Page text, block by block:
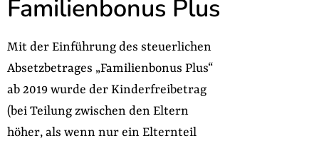
Familienbonus Plus
Mit der Einführung des steuerlichen
Absetzbetrages „Familienbonus Plus“
ab 2019 wurde der Kinderfreibetrag
(bei Teilung zwischen den Eltern
höher, als wenn nur ein Elternteil